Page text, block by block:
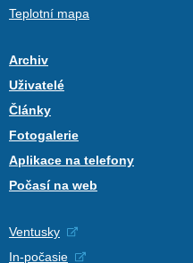
Teplotní mapa
Archiv
Uživatelé
Články
Fotogalerie
Aplikace na telefony
Počasí na web
Ventusky
In-počasie